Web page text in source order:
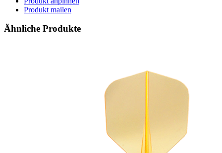
Menge
Produkt mailen
Ähnliche Produkte